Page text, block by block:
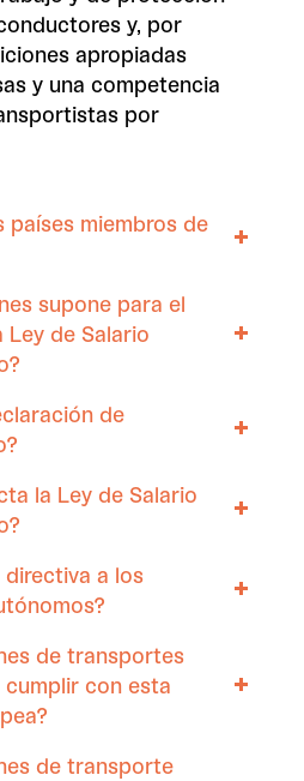
y, por
apropiadas
y una competencia
por
países miembros de
supone para el
de Salario
de
la Ley de Salario
directiva a los
de transportes
con esta
de transporte